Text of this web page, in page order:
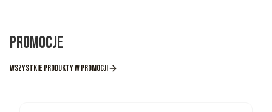
Promocje
Wszystkie produkty w promocji